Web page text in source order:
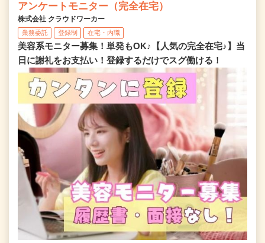
アンケートモニター（完全在宅）
株式会社 クラウドワーカー
業務委託 登録制 在宅・内職
美容系モニター募集！単発もOK♪【人気の完全在宅♪】当
日に謝礼をお支払い！登録するだけでスグ働ける！